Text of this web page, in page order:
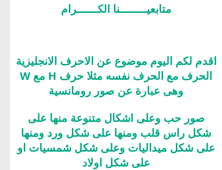
متابعيـــــــــنا الكـــــــرام
اقدم لكم اليوم موضوع عن الاحرف الانجليزية
الحرف مع الحرف نفسه مثلا حرف H مع W
وهى عبارة عن صور رومانسية
صور حب وعلى اشكال متنوعة منها على
شكل راس قلب ومنها على شكل ورد ومنها
على شكل ميداليات وعلى شكل شمسيات او
على شكل اولاد